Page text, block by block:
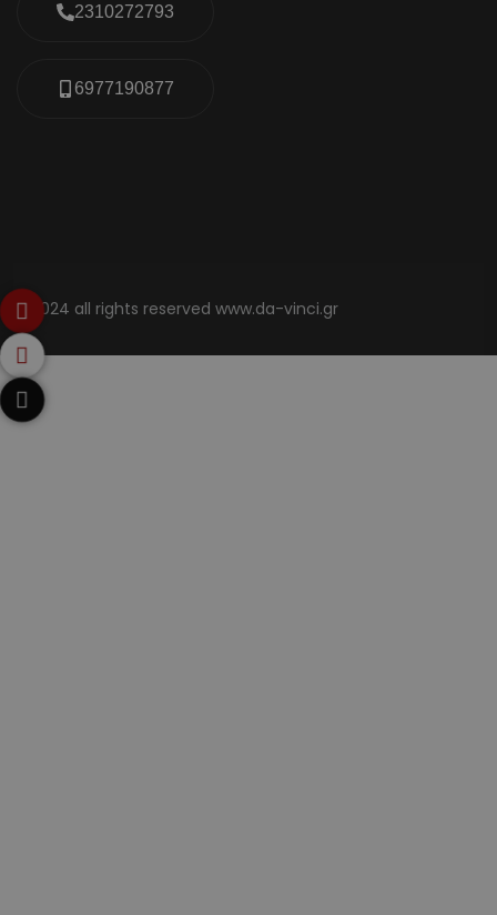
2310272793
6977190877
© 2024 all rights reserved www.da-vinci.gr